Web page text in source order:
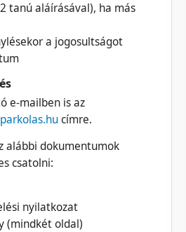
tanú aláírásával), ha más
a jogosultságot
e-mailben is az
címre.
alábbi dokumentumok
csatolni:
nyilatkozat
(mindkét oldal)